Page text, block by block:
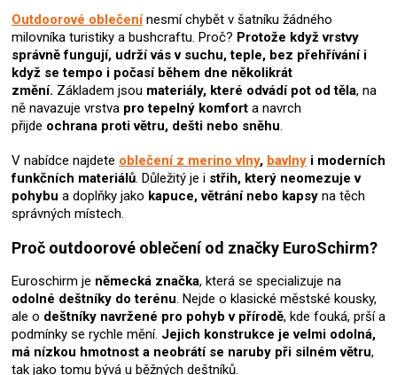
d
a
c
í
p
r
v
k
v
ý
p
u
Outdoorové oblečení nesmí chybět v šatníku žádného
milovníka turistiky a bushcraftu. Proč? Protože když vrstvy
správně fungují, udrží vás v suchu, teple, bez přehřívání i
když se tempo i počasí během dne několikrát
změní. Základem jsou materiály, které odvádí pot od těla, na
ně navazuje vrstva pro tepelný komfort a navrch
přijde ochrana proti větru, dešti nebo sněhu.
V nabídce najdete oblečení z merino vlny, bavlny i moderních
funkčních materiálů. Důležitý je i střih, který neomezuje v
pohybu a doplňky jako kapuce, větrání nebo kapsy na těch
správných místech.
Proč outdoorové oblečení od značky EuroSchirm?
Euroschirm je německá značka, která se specializuje na
odolné deštníky do terénu. Nejde o klasické městské kousky,
ale o deštníky navržené pro pohyb v přírodě, kde fouká, prší a
podmínky se rychle mění. Jejich konstrukce je velmi odolná,
má nízkou hmotnost a neobrátí se naruby při silném větru,
tak jako tomu bývá u běžných deštníků.